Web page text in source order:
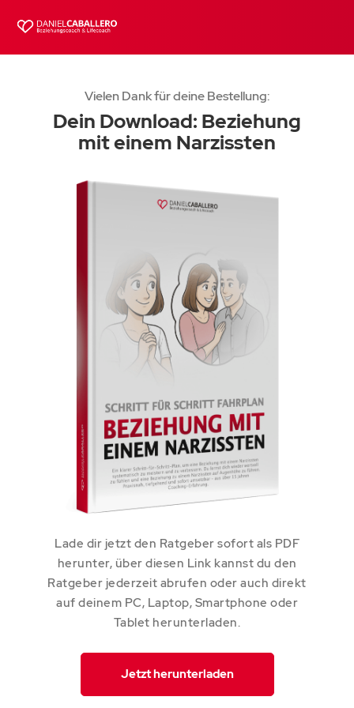
Vielen Dank für deine Bestellung:
Dein Download: Beziehung
mit einem Narzissten
Lade dir jetzt den Ratgeber sofort als PDF
herunter, über diesen Link kannst du den
Ratgeber jederzeit abrufen oder auch direkt
auf deinem PC, Laptop, Smartphone oder
Tablet herunterladen.
Jetzt herunterladen